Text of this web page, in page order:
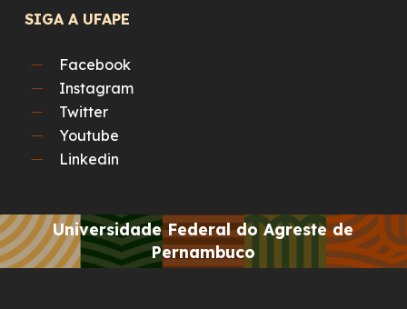
SIGA A UFAPE
Facebook
Instagram
Twitter
Youtube
Linkedin
Universidade Federal do Agreste de
Pernambuco